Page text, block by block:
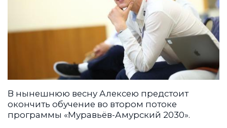
В нынешнюю весну Алексею предстоит
окончить обучение во втором потоке
программы «Муравьёв-Амурский 2030».